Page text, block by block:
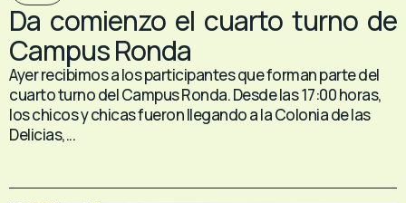
Da comienzo el cuarto turno de
Campus Ronda
Ayer recibimos a los participantes que forman parte del
cuarto turno del Campus Ronda. Desde las 17:00 horas,
los chicos y chicas fueron llegando a la Colonia de las
Delicias,...